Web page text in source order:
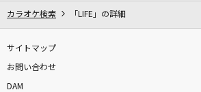
カラオケ検索 「LIFE」の詳細
サイトマップ
お問い合わせ
DAM